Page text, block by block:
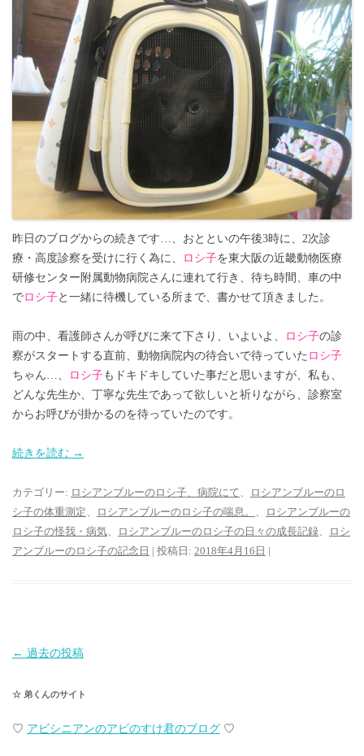
昨日のブログからの続きです…、おとといの午後3時に、2次診
療・高度診察を受けに行く為に、
ロシ子を東大阪の近畿動物医療
研修センター附属動物病院さんに連れて行き、待ち時間、車の中
でロシ子と一緒に待機している所まで、書かせて頂きました。
雨の中、看護師さんが呼びに来て下さり、いよいよ、 ロシ子の診
察がスタートする直前、動物病院内の待合いで待っていた ロシ子
ちゃん…、
ロシ子もドキドキしていた事だと思いますが、私も、
どんな先生か、丁寧な先生であって欲しいと祈りながら、診察室
からお呼びが掛かるのを待っていたのです。
続きを読む →
カテゴリー: ロシアンブルーのロシ子、病院にて
ロシアンブルーのロ
シ子の体重測定
ロシアンブルーのロシ子の喘息。
ロシアンブルーの
ロシ子の怪我・病気
ロシアンブルーのロシ子の日々の成長記録
ロシ
アンブルーのロシ子の記念日 | 投稿日: 2018年4月16日 |
投
ナ
ビ
← 過去の投稿
☆ 弟くんのサイト
♡ アビシニアンのアビのすけ君のブログ ♡